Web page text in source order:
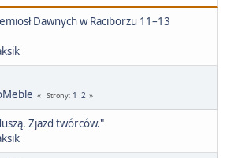
Dawnych w Raciborzu 11–13
Strony 1 2
Zjazd twórców."